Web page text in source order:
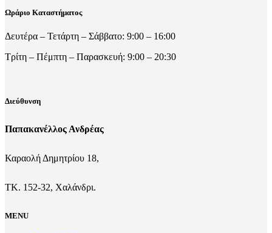
Ωράριο Καταστήματος
Δευτέρα – Τετάρτη – Σάββατο: 9:00 – 16:00
Τρίτη – Πέμπτη – Παρασκευή: 9:00 – 20:30
Διεύθυνση
Παπακανέλλος Ανδρέας
Καραολή Δημητρίου 18,
ΤΚ. 152-32, Χαλάνδρι.
MENU